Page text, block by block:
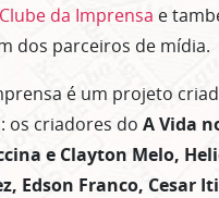
da Imprensa e
dos parceiros de mídia.
é um projeto
os criadores do A Vida
e Clayton Melo,
Edson Franco, Cesar